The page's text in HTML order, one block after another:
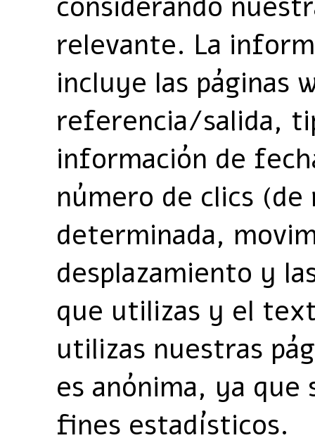
relevante. La
incluye las páginas
referencia/salida,
información de
número de clics
determinada,
desplazamiento y
que utilizas y el
utilizas nuestras
es anónima, ya que
fines estadísticos.